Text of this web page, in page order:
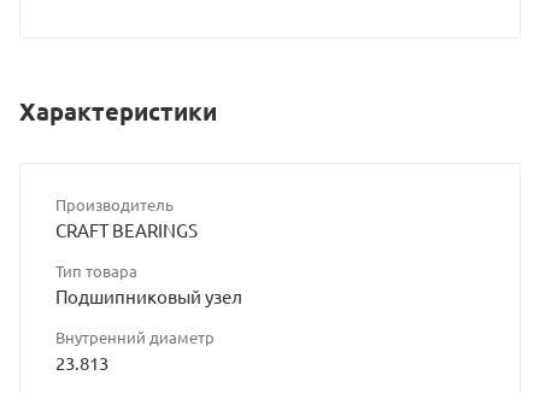
Характеристики
Производитель
CRAFT BEARINGS
Тип товара
Подшипниковый узел
Внутренний диаметр
23.813